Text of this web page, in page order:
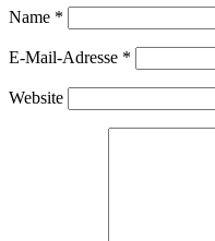
Name *
E-Mail-Adresse *
Website